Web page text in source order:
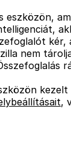
eszközön,
nem
,